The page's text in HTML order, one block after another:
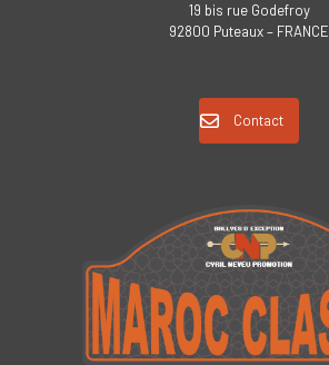
19 bis rue Godefroy
92800 Puteaux – FRANCE
Contact